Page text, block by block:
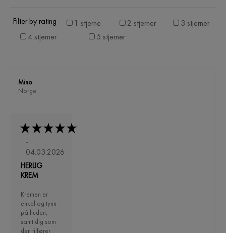
Filter by rating 1 stjerne 2 stjerner
3 stjerner
4 stjerner
5 stjerner
Mino
Norge
-
04.03.2026
HERLIG
KREM
Kremen er
enkel og tynn
på huden,
samtidig som
den tilfører